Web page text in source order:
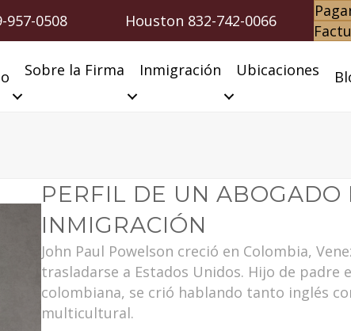
957-0508 Houston 832-742-0066
Sobre la Firma Inmigración Ubicaciones
PERFIL DE UN ABOGADO
INMIGRACIÓN
John Paul Powelson creció en Colombia,
trasladarse a Estados Unidos. Hijo de padre
colombiana, se crió hablando tanto inglés
multicultural.